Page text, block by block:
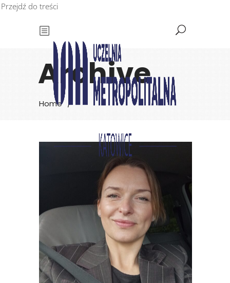
Przejdź do treści
Archive
Home/